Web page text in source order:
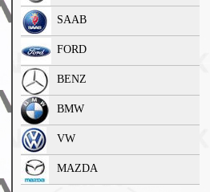
SAAB
FORD
BENZ
BMW
VW
MAZDA